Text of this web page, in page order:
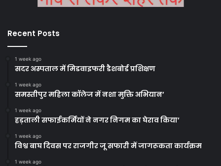
Recent Posts
1 week ago
सदर अस्पताल में मिडवाइफरी डैशबोर्ड प्रशिक्षण
1 week ago
समस्तीपुर महिला कॉलेज में नशा मुक्ति अभियान’
1 week ago
हड़ताली सफाईकर्मियों ने नगर निगम का घेराव किया’
1 week ago
विश्व बाघ दिवस पर राजगीर जू सफारी में जागरूकता कार्यक्रम
1 week ago